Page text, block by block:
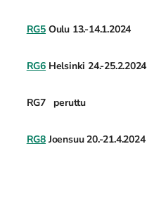
RG5 Oulu 13.-14.1.2024
RG6 Helsinki 24.-25.2.2024
RG7 peruttu
RG8 Joensuu 20.-21.4.2024